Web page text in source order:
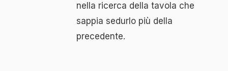
nella ricerca della tavola che
sappia sedurlo più della
precedente.